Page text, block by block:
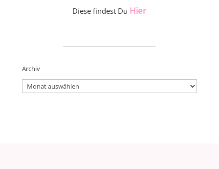
Diese findest Du Hier
Archiv
Archiv